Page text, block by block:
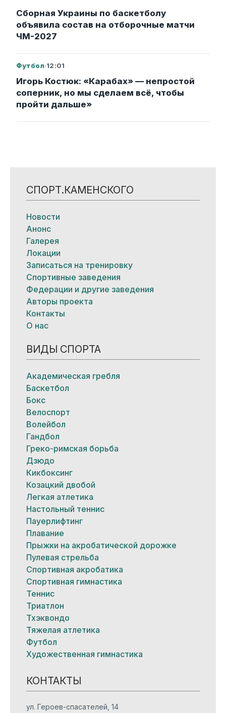
Сборная Украины по баскетболу
объявила состав на отборочные матчи
ЧМ-2027
Футбол·12:01
Игорь Костюк: «Карабах» — непростой
соперник, но мы сделаем всё, чтобы
пройти дальше»
СПОРТ.КАМЕНСКОГО
Новости
Анонс
Галерея
Локации
Записаться на тренировку
Спортивные заведения
Федерации и другие заведения
Авторы проекта
Контакты
О нас
ВИДЫ СПОРТА
Академическая гребля
Баскетбол
Бокс
Велоспорт
Волейбол
Гандбол
Греко-римская борьба
Дзюдо
Кикбоксинг
Козацкий двобой
Легкая атлетика
Настольный теннис
Пауерлифтинг
Плавание
Прыжки на акробатической дорожке
Пулевая стрельба
Спортивная акробатика
Спортивная гимнастика
Теннис
Триатлон
Тхэквондо
Тяжелая атлетика
Футбол
Художественная гимнастика
КОНТАКТЫ
ул. Героев-спасателей, 14